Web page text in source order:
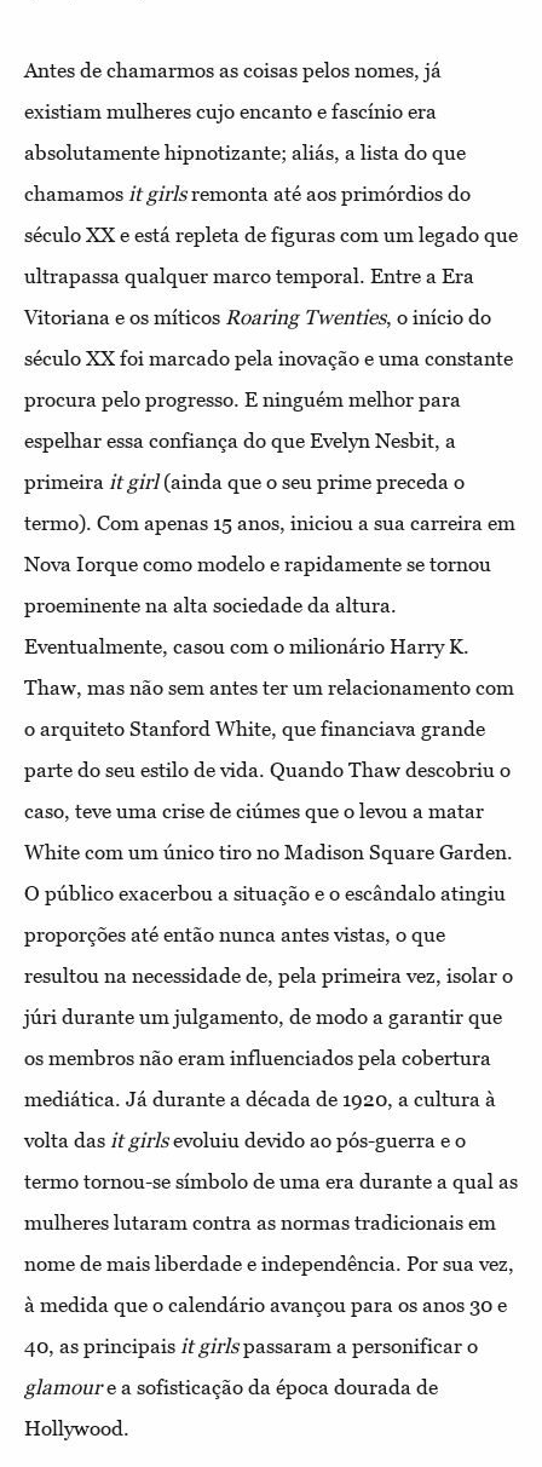
Antes de chamarmos as coisas pelos nomes, já
existiam mulheres cujo encanto e fascínio era
absolutamente hipnotizante; aliás, a lista do que
chamamos it girlsremonta até aos primórdios do
século XX e está repleta de figuras com um legado que
ultrapassa qualquer marco temporal. Entre a Era
Vitoriana e os míticos Roaring Twenties, o início do
século XX foi marcado pela inovação e uma constante
procura pelo progresso. E ninguém melhor para
espelhar essa confiança do que Evelyn Nesbit, a
primeira it girl(ainda que o seu prime preceda o
termo). Com apenas 15 anos, iniciou a sua carreira em
Nova Iorque como modelo e rapidamente se tornou
proeminente na alta sociedade da altura.
Eventualmente, casou com o milionário Harry K.
Thaw, mas não sem antes ter um relacionamento com
o arquiteto Stanford White, que financiava grande
parte do seu estilo de vida. Quando Thaw descobriu o
caso, teve uma crise de ciúmes que o levou a matar
White com um único tiro no Madison Square Garden.
O público exacerbou a situação e o escândalo atingiu
proporções até então nunca antes vistas, o que
resultou na necessidade de, pela primeira vez, isolar o
júri durante um julgamento, de modo a garantir que
os membros não eram influenciados pela cobertura
mediática. Já durante a década de 1920, a cultura à
volta das it girlsevoluiu devido ao pós-guerra e o
termo tornou-se símbolo de uma era durante a qual as
mulheres lutaram contra as normas tradicionais em
nome de mais liberdade e independência. Por sua vez,
à medida que o calendário avançou para os anos 30 e
40, as principais it girlspassaram a personificar o
glamoure a sofisticação da época dourada de
Hollywood.